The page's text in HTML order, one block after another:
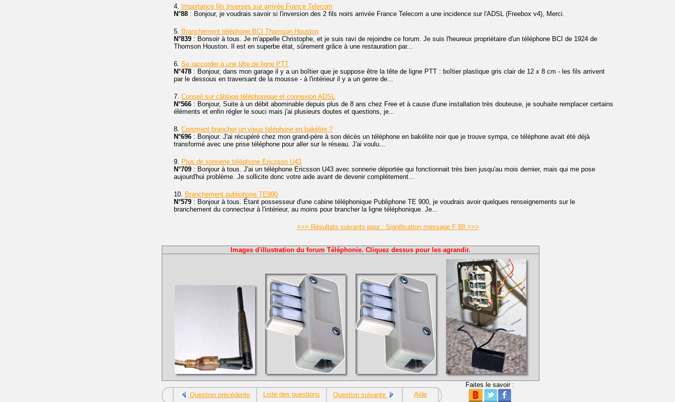
4. Importance fils inversés sur arrivée France Telecom
N°88 : Bonjour, je voudrais savoir si l'inversion des 2 fils noirs arrivée France Telecom a une incidence sur l'ADSL (Freebox v4), Merci.
5. Branchement téléphone BCI Thomson Houston
N°839 : Bonsoir à tous. Je m'appelle Christophe, et je suis ravi de rejoindre ce forum. Je suis l'heureux propriétaire d'un téléphone BCI de 1924 de
Thomson Houston. Il est en superbe état, sûrement grâce à une restauration par...
6. Se raccorder à une tête de ligne PTT
N°478 : Bonjour, dans mon garage il y a un boîtier que je suppose être la tête de ligne PTT : boîtier plastique gris clair de 12 x 8 cm - les fils arrivent
par le dessous en traversant de la mousse - à l'intérieur il y a un genre de...
7. Conseil sur câblage téléphonique et connexion ADSL
N°566 : Bonjour, Suite à un débit abominable depuis plus de 8 ans chez Free et à cause d'une installation très douteuse, je souhaite remplacer certains
éléments et enfin régler le souci mais j'ai plusieurs doutes et questions, je...
8. Comment brancher un vieux téléphone en bakélite ?
N°696 : Bonjour. J'ai récupéré chez mon grand-père à son décès un téléphone en bakélite noir que je trouve sympa, ce téléphone avait été déjà
transformé avec une prise téléphone pour aller sur le réseau. J'ai voulu...
9. Plus de sonnerie téléphone Ericsson U43
N°709 : Bonjour à tous. J'ai un téléphone Ericsson U43 avec sonnerie déportée qui fonctionnait très bien jusqu'au mois dernier, mais qui me pose
aujourd'hui problème. Je sollicite donc votre aide avant de devenir complètement...
10. Branchement publiphone TE900
N°579 : Bonjour à tous. Étant possesseur d'une cabine téléphonique Publiphone TE 900, je voudrais avoir quelques renseignements sur le
branchement du connecteur à l'intérieur, au moins pour brancher la ligne téléphonique. Je...
>>> Résultats suivants pour : Signification message F 88 >>>
Images d'illustration du forum Téléphonie. Cliquez dessus pour les agrandir.
Question précédente Liste des questions Question suivante Aide
Faites le savoir :